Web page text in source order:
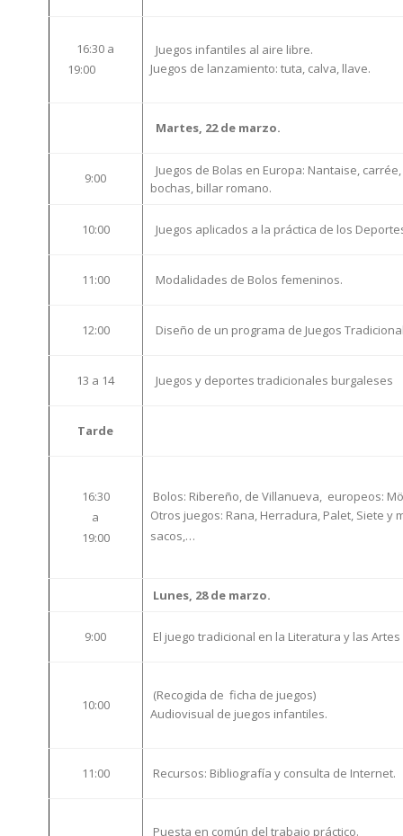
16:30 a
19:00
Juegos infantiles al aire libre.
Juegos de lanzamiento: tuta, calva, llave.
Martes, 22 de marzo.
9:00
Juegos de Bolas en Europa: Nantaise,
bochas, billar romano.
10:00 Juegos aplicados a la práctica de los
11:00 Modalidades de Bolos femeninos.
12:00 Diseño de un programa de Juegos
13 a 14 Juegos y deportes tradicionales burgaleses
Tarde
16:30
a
19:00
Bolos: Ribereño, de Villanueva, europeos:
Otros juegos: Rana, Herradura, Palet, Siete y
sacos,…
Lunes, 28 de marzo.
9:00 El juego tradicional en la Literatura y las
10:00
(Recogida de ficha de juegos)
Audiovisual de juegos infantiles.
11:00 Recursos: Bibliografía y consulta de Internet.
Puesta en común del trabajo práctico.